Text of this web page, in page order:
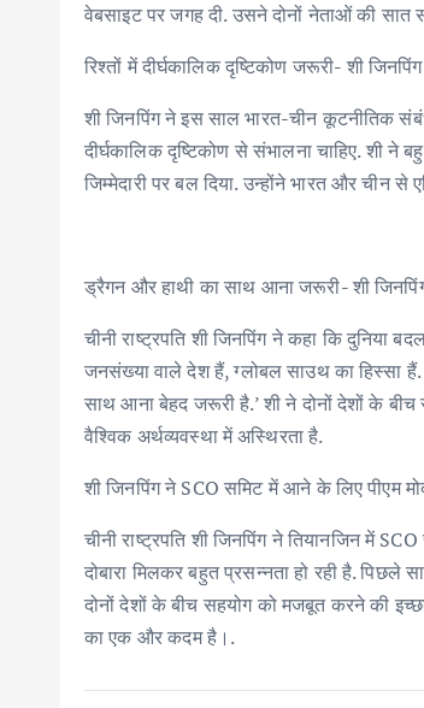
वेबसाइट पर जगह दी. उसने दोनों नेताओं की सात
रिश्तों में दीर्घकालिक दृष्टिकोण जरूरी- शी जिनपिंग
शी जिनपिंग ने इस साल भारत-चीन कूटनीतिक
दीर्घकालिक दृष्टिकोण से संभालना चाहिए. शी ने
जिम्मेदारी पर बल दिया. उन्होंने भारत और चीन
ड्रैगन और हाथी का साथ आना जरूरी- शी
चीनी राष्ट्रपति शी जिनपिंग ने कहा कि दुनिया
जनसंख्या वाले देश हैं, ग्लोबल साउथ का हिस्सा
साथ आना बेहद जरूरी है.’ शी ने दोनों देशों के
वैश्विक अर्थव्यवस्था में अस्थिरता है.
शी जिनपिंग ने SCO समिट में आने के लिए पीएम
चीनी राष्ट्रपति शी जिनपिंग ने तियानजिन में
दोबारा मिलकर बहुत प्रसन्नता हो रही है.
दोनों देशों के बीच सहयोग को मजबूत करने की
का एक और कदम है।.